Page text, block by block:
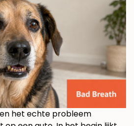
het echte probleem